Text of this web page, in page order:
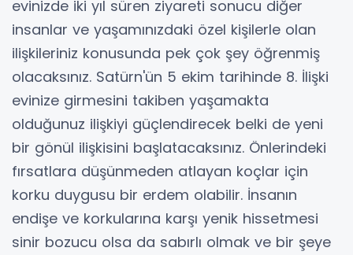
evinizde iki yıl süren ziyareti sonucu diğer
insanlar ve yaşamınızdaki özel kişilerle olan
ilişkileriniz konusunda pek çok şey öğrenmiş
olacaksınız. Satürn'ün 5 ekim tarihinde 8. İlişki
evinize girmesini takiben yaşamakta
olduğunuz ilişkiyi güçlendirecek belki de yeni
bir gönül ilişkisini başlatacaksınız. Önlerindeki
fırsatlara düşünmeden atlayan koçlar için
korku duygusu bir erdem olabilir. İnsanın
endişe ve korkularına karşı yenik hissetmesi
sinir bozucu olsa da sabırlı olmak ve bir şeye